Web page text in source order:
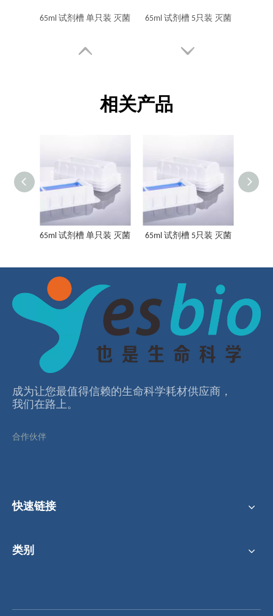
65ml 试剂槽 单只装 灭菌 65ml 试剂槽 5只装 灭菌
65ml 试剂槽，散装
相关产品
65ml 试剂槽 单只装 灭菌 65ml 试剂槽 5只装 灭菌
成为让您最值得信赖的⽣命科学耗材供应商，
我们在路上。
合作伙伴
快速链接
类别